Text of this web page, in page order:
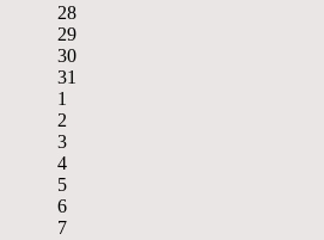
28
29
30
31
1
2
3
4
5
6
7